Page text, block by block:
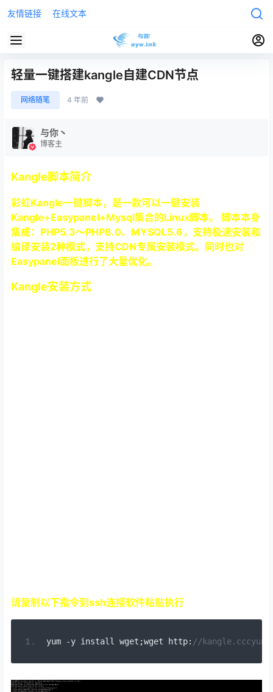
友情链接 在线文本
轻量一键搭建kangle自建CDN节点
网络随笔 4 年前
与你丶
博客主
Kangle脚本简介
彩虹Kangle一键脚本，是一款可以一键安装
Kangle+Easypanel+Mysql集合的Linux脚本。 脚本本身
集成：PHP5.3～PHP8.0、MYSQL5.6，支持极速安装和
编译安装2种模式，支持CDN专属安装模式。同时也对
Easypanel面板进行了大量优化。
Kangle安装方式
请复制以下指令到ssh连接软件粘贴执行
yum -y install wget ;wget http: //